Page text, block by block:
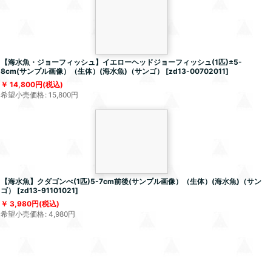
【海水魚・ジョーフィッシュ】イエローヘッドジョーフィッシュ(1匹)±5-
8cm(サンプル画像）（生体）(海水魚)（サンゴ）
[zd13-00702011]
14,800円(税込)
希望小売価格: 15,800円
【海水魚】クダゴンべ(1匹)5-7cm前後(サンプル画像）（生体）(海水魚)（サン
ゴ）
[zd13-91101021]
3,980円(税込)
希望小売価格: 4,980円